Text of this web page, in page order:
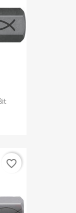
favorite_border